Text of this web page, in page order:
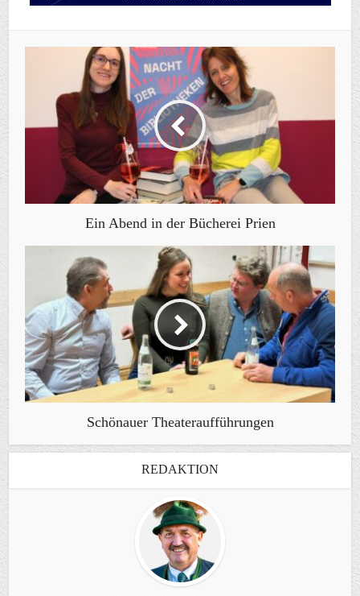
Ein Abend in der Bücherei Prien
Schönauer Theateraufführungen
REDAKTION